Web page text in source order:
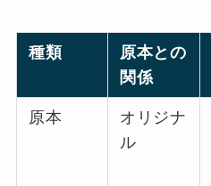
種類
原本との
関係
原本
オリジナ
ル